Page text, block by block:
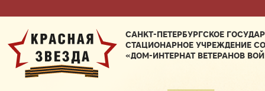
САНКТ-ПЕТЕРБУРГСКОЕ
СТАЦИОНАРНОЕ УЧРЕЖДЕНИЕ
«ДОМ-ИНТЕРНАТ ВЕТЕРАНОВ